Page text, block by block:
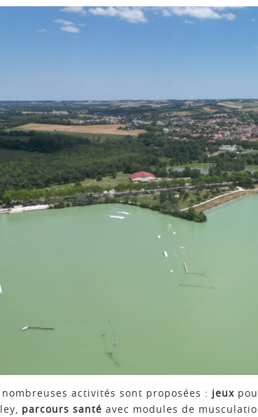
nombreuses activités sont proposées : jeux
parcours santé avec modules de